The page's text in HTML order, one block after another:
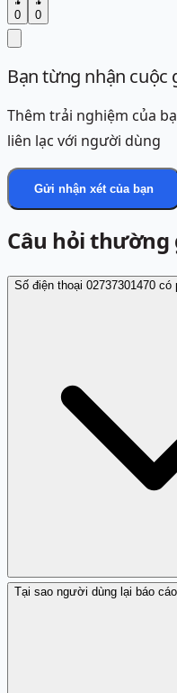
0 0
Bạn từng nhận cuộc
Thêm trải nghiệm của
liên lạc với người dùng
Gửi nhận xét của bạn
Câu hỏi thường
Số điện thoại 02737301470
Có, số điện thoại
Tại sao người dùng lại báo